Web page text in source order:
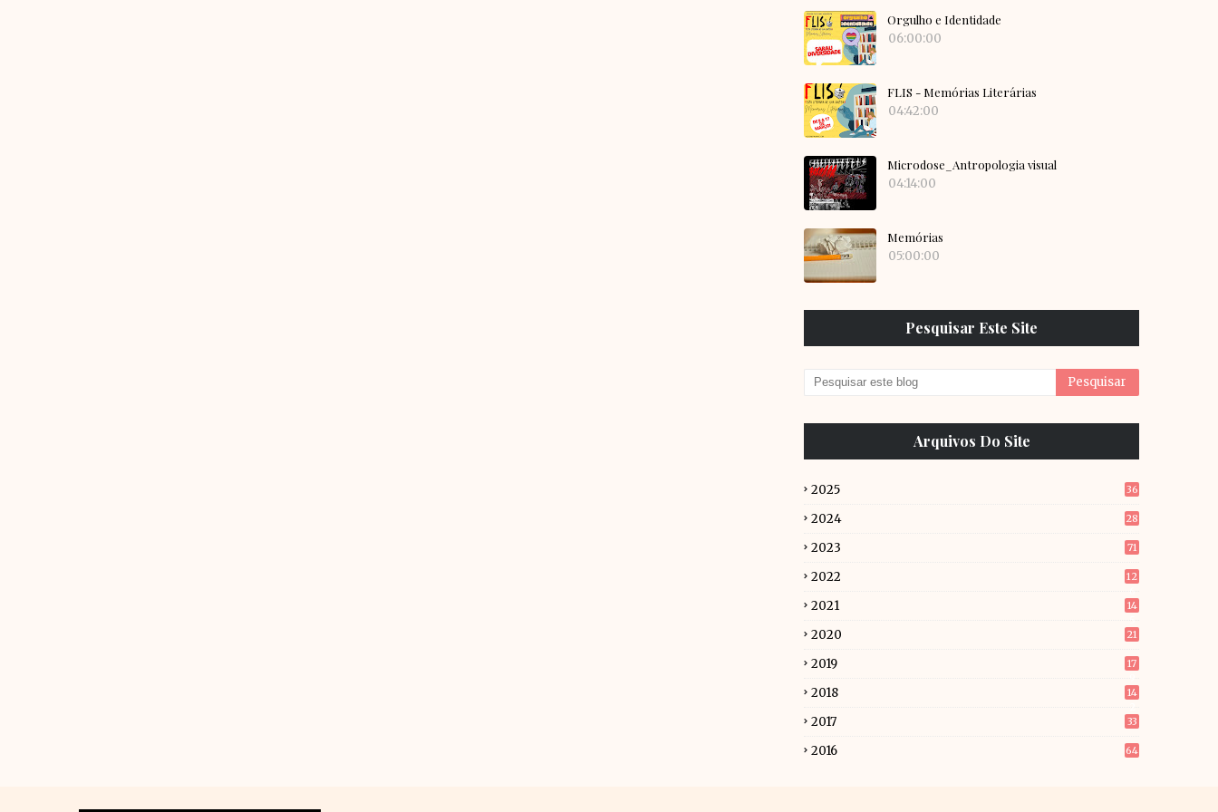
Orgulho e Identidade
06:00:00
FLIS - Memórias Literárias
04:42:00
Microdose_Antropologia visual
04:14:00
Memórias
05:00:00
Pesquisar Este Site
Arquivos Do Site
2025 36
2024 28
2023 71
2022
12
2021
14
2020 21
2019
17
2018
14
2017 33
2016 64